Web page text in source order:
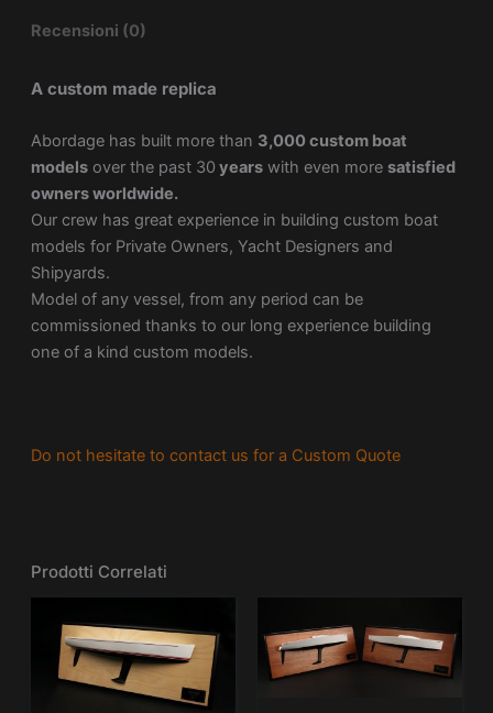
Recensioni (0)
A custom made replica
Abordage has built more than 3,000 custom boat
modelsover the past 30 yearswith even more satisfied
owners worldwide.
Our crew has great experience in building custom boat
models for Private Owners, Yacht Designers and
Shipyards.
Model of any vessel, from any period can be
commissioned thanks to our long experience building
one of a kind custom models.
Do not hesitate to contact us for a Custom Quote
Prodotti Correlati